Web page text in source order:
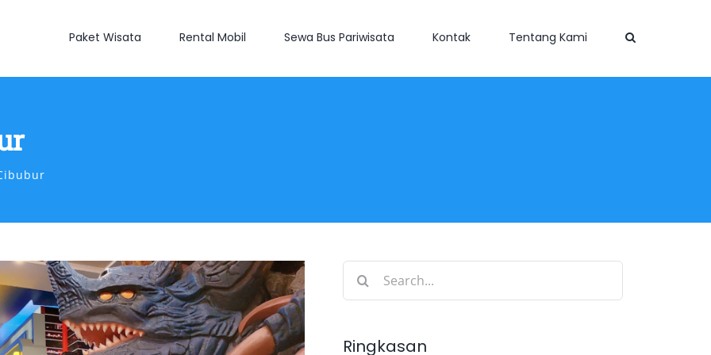
Paket Wisata Rental Mobil Sewa Bus Pariwisata Kontak Tentang Kami
Search
Ringkasan